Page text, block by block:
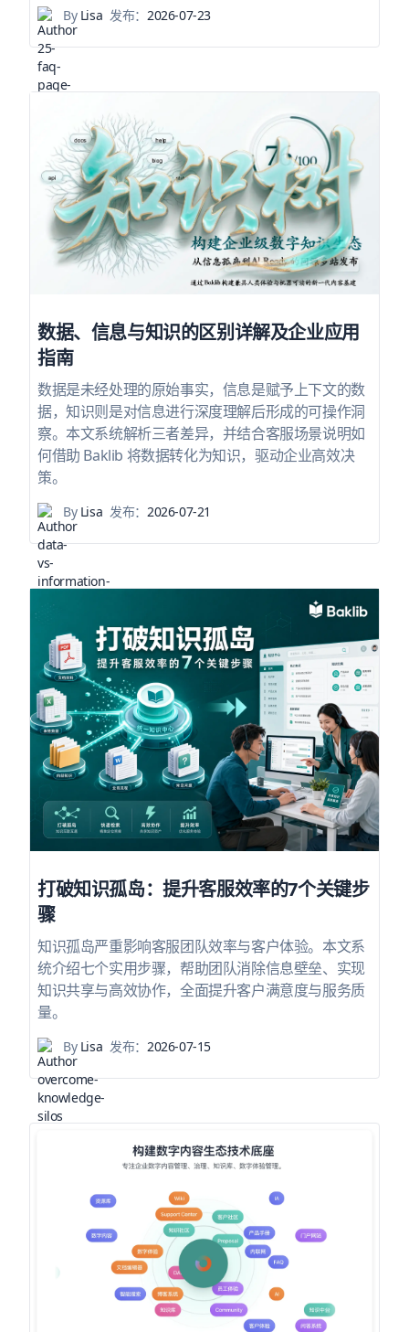
ByLisa 发布： 2026-07-23
数据、信息与知识的区别详解及企业应用
指南
数据是未经处理的原始事实，信息是赋予上下文的数
据，知识则是对信息进行深度理解后形成的可操作洞
察。本文系统解析三者差异，并结合客服场景说明如
何借助 Baklib 将数据转化为知识，驱动企业高效决
策。
ByLisa 发布：2026-07-21
打破知识孤岛：提升客服效率的7个关键步
骤
知识孤岛严重影响客服团队效率与客户体验。本文系
统介绍七个实用步骤，帮助团队消除信息壁垒、实现
知识共享与高效协作，全面提升客户满意度与服务质
量。
ByLisa 发布： 2026-07-15